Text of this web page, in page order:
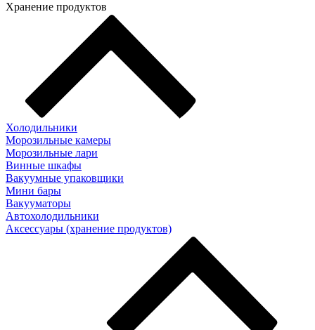
Хранение продуктов
Холодильники
Морозильные камеры
Морозильные лари
Винные шкафы
Вакуумные упаковщики
Мини бары
Вакууматоры
Автохолодильники
Аксессуары (хранение продуктов)